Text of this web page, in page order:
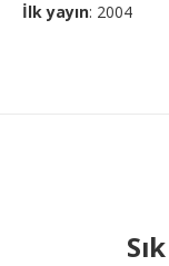
İlk yayın: 2004